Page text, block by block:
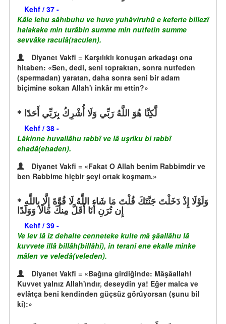
Kehf / 37 -
Kâle lehu sâhıbuhu ve huve yuhâviruhû e keferte billezî
halakake min turâbin summe min nutfetin summe
sevvâke raculâ(raculen).
Diyanet Vakfi = Karşılıklı konuşan arkadaşı ona
hitaben: «Sen, dedi, seni topraktan, sonra nutfeden
(spermadan) yaratan, daha sonra seni bir adam
biçimine sokan Allah'ı inkâr mı ettin?»
لَّكِنَّا هُوَ اللَّهُ رَبِّي وَلَا أُشْرِكُ بِرَبِّي أَحَدًا
Kehf / 38 -
Lâkinne huvallâhu rabbî ve lâ uşriku bi rabbî
ehadâ(ehaden).
Diyanet Vakfi = «Fakat O Allah benim Rabbimdir ve
ben Rabbime hiçbir şeyi ortak koşmam.»
إِن تُرَنِ أَنَا أَقَلَّ مِنكَ مَالًا وَوَلَدًا
Kehf / 39 -
Ve lev lâ iz dehalte cenneteke kulte mâ şâallâhu lâ
kuvvete illâ billâh(billâhi), in terani ene ekalle minke
mâlen ve veledâ(veleden).
Diyanet Vakfi = «Bağına girdiğinde: Mâşâallah!
Kuvvet yalnız Allah'ındır, deseydin ya! Eğer malca ve
evlâtça beni kendinden güçsüz görüyorsan (şunu bil
ki):»